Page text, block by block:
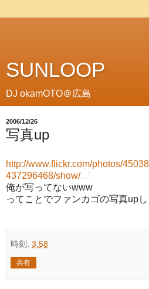
SUNLOOP
DJ okamOTO＠広島
2006/12/26
写真up
http://www.flickr.com/photos/
437296468/show/
俺が写ってないwww
ってことでファンカゴの写真upし
時刻: 3:58
共有